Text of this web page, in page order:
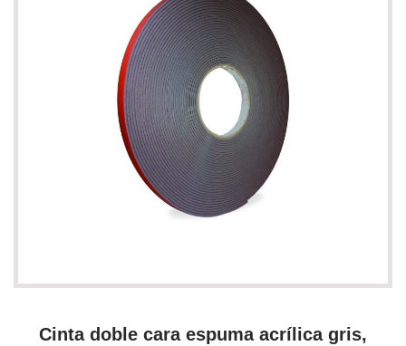
Cinta doble cara espuma acrílica gris,